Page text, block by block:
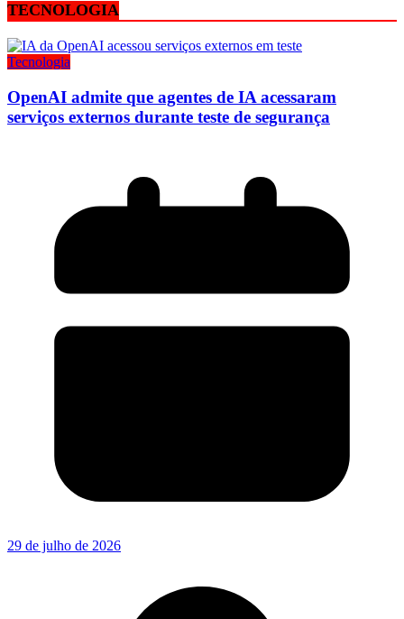
TECNOLOGIA
Tecnologia
OpenAI admite que agentes de IA acessaram
serviços externos durante teste de segurança
29 de julho de 2026